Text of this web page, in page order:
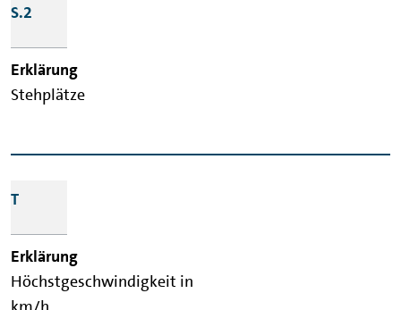
S.2
Stehplätze
T
Höchstgeschwindigkeit in